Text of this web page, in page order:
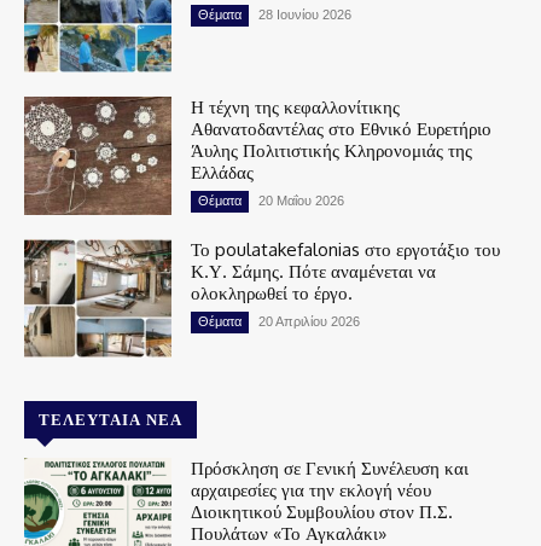
Θέματα 28 Ιουνίου 2026
Η τέχνη της κεφαλλονίτικης
Αθανατοδαντέλας στο Εθνικό Ευρετήριο
Άυλης Πολιτιστικής Κληρονομιάς της
Ελλάδας
Θέματα 20 Μαΐου 2026
Το poulatakefalonias στο εργοτάξιο του
Κ.Υ. Σάμης. Πότε αναμένεται να
ολοκληρωθεί το έργο.
Θέματα 20 Απριλίου 2026
ΤΕΛΕΥΤΑΊΑ ΝΈΑ
Πρόσκληση σε Γενική Συνέλευση και
αρχαιρεσίες για την εκλογή νέου
Διοικητικού Συμβουλίου στον Π.Σ.
Πουλάτων «Το Αγκαλάκι»